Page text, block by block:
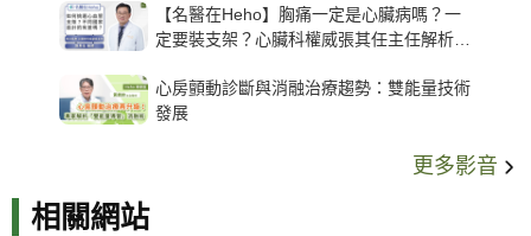
【名醫在Heho】胸痛一定是心臟病嗎？一
定要裝支架？心臟科權威張其任主任解析支
心房顫動診斷與消融治療趨勢：雙能量技術
發展
更多影音
相關網站